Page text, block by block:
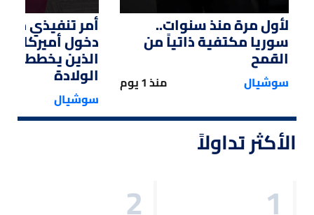
لأول مرة منذ سنوات..
سوريا مكتفية ذاتياً من
القمح
سوشيال منذ 1 يوم
أمر تنفيذي من
دخول أميركا
الذين يخططون
الولادة
سوشيال
الأكثر تداولاً